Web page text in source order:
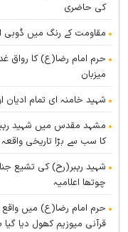
کی حاضری
مقاومت کے رنگ میں
حرم امام رضا(ع) کا رواق
میزبان
شہید خامنہ ای تمام ادیان
مشہد مقدس میں شہید
کا سب سے بڑا تاریخی
شہید رہبر(رح) کی تشیع
چوتھا اعلامیہ
حرم امام رضا(ع) میں واقع
قرآنی میوزیم کھول دیا گیا